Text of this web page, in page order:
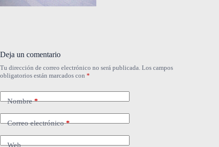
Deja un comentario
Tu dirección de correo electrónico no será publicada. Los campos
obligatorios están marcados con *
Nombre*
Correo electrónico*
Web